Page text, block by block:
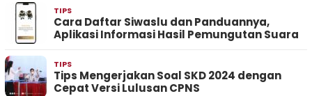
TIPS
Cara Daftar Siwaslu dan Panduannya,
Aplikasi Informasi Hasil Pemungutan Suara
TIPS
Tips Mengerjakan Soal SKD 2024 dengan
Cepat Versi Lulusan CPNS